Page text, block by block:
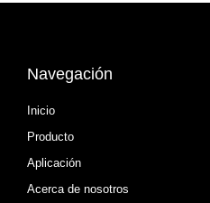
Navegación
Inicio
Producto
Aplicación
Acerca de nosotros